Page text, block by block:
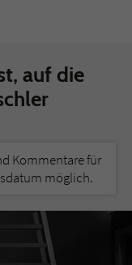
auf die
Kommentare für
möglich.